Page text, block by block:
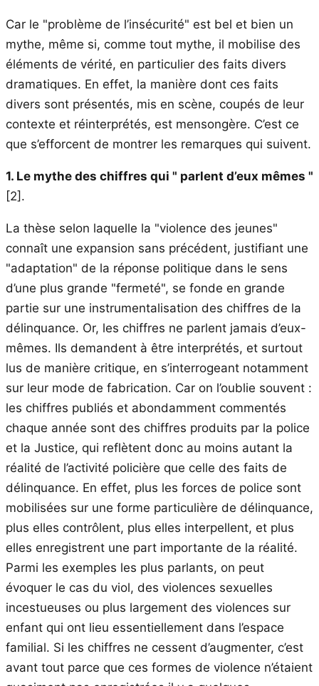
Car le "problème de l’insécurité" est bel et bien un
mythe, même si, comme tout mythe, il mobilise des
éléments de vérité, en particulier des faits divers
dramatiques. En effet, la manière dont ces faits
divers sont présentés, mis en scène, coupés de leur
contexte et réinterprétés, est mensongère. C’est ce
que s’efforcent de montrer les remarques qui suivent.
1. Le mythe des chiffres qui " parlent d’eux mêmes "
[2] .
La thèse selon laquelle la "violence des jeunes"
connaît une expansion sans précédent, justifiant une
"adaptation" de la réponse politique dans le sens
d’une plus grande "fermeté", se fonde en grande
partie sur une instrumentalisation des chiffres de la
délinquance. Or, les chiffres ne parlent jamais d’eux-
mêmes. Ils demandent à être interprétés, et surtout
lus de manière critique, en s’interrogeant notamment
sur leur mode de fabrication. Car on l’oublie souvent :
les chiffres publiés et abondamment commentés
chaque année sont des chiffres produits par la police
et la Justice, qui reflètent donc au moins autant la
réalité de l’activité policière que celle des faits de
délinquance. En effet, plus les forces de police sont
mobilisées sur une forme particulière de délinquance,
plus elles contrôlent, plus elles interpellent, et plus
elles enregistrent une part importante de la réalité.
Parmi les exemples les plus parlants, on peut
évoquer le cas du viol, des violences sexuelles
incestueuses ou plus largement des violences sur
enfant qui ont lieu essentiellement dans l’espace
familial. Si les chiffres ne cessent d’augmenter, c’est
avant tout parce que ces formes de violence n’étaient